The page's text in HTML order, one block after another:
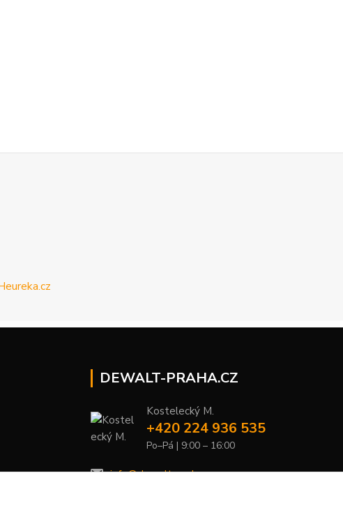
DEWALT-PRAHA.CZ
Kostelecký M.
+420 224 936 535
Po–Pá | 9:00 – 16:00
info@dewalt-praha.cz